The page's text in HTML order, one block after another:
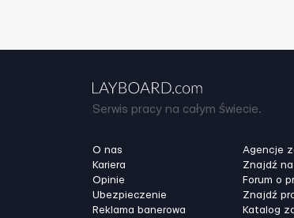
Serwis pracy na całym świecie.
O nas
Kariera
Opinie
Ubezpieczenie
Reklama banerowa
Agencje
Znajdź
Forum o
Znajdź
Katalog